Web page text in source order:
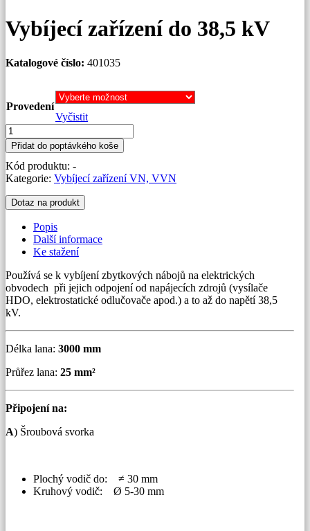
Vybíjecí zařízení do 38,5 kV
Katalogové číslo: 401035
Provedení
Vyčistit
Vybíjecí
zařízení
do
38,5
kV
Přidat do poptávkého koše
Kód produktu: -
Kategorie: Vybíjecí zařízení VN, VVN
Dotaz na produkt
Popis
Další informace
Ke stažení
Používá se k vybíjení zbytkových nábojů na elektrických
obvodech při jejich odpojení od napájecích zdrojů (vysílače
HDO, elektrostatické odlučovače apod.) a to až do napětí 38,5
kV.
Délka lana: 3000 mm
Průřez lana: 25 mm²
Připojení na:
A) Šroubová svorka
Plochý vodič do: ≠ 30 mm
Kruhový vodič: Ø 5-30 mm